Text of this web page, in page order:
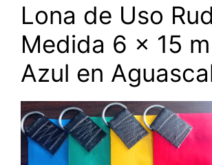
Lona de Uso
Medida 6 x 15
Azul en